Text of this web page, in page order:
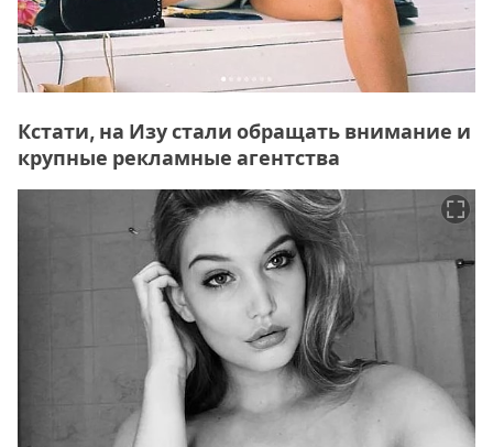
Кстати, на Изу стали обращать внимание и
крупные рекламные агентства